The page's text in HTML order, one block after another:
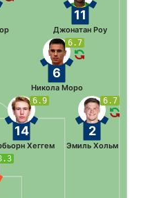
6.9
14
Хеггем
6.7
2
Эмиль Хольм
6.7
6
Никола Моро
11
Джонатан Роу